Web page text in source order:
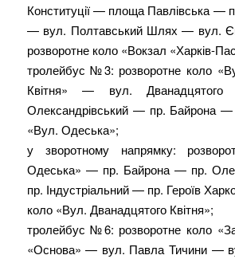
Конституції — площа Павлівська —
— вул. Полтавський Шлях — вул.
розворотне коло «Вокзал «Харків-
тролейбус №3: розворотне коло
Квітня» — вул.
Олександрівський — пр. Байрона —
«Вул. Одеська»;
у зворотному напрямку:
Одеська» — пр. Байрона — пр.
пр. Індустріальний — пр. Героїв
коло «Вул. Дванадцятого Квітня»;
тролейбус №6: розворотне коло
«Основа» — вул. Павла Тичини —